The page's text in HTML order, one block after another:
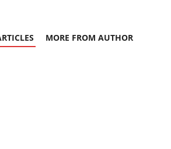
MORE FROM AUTHOR